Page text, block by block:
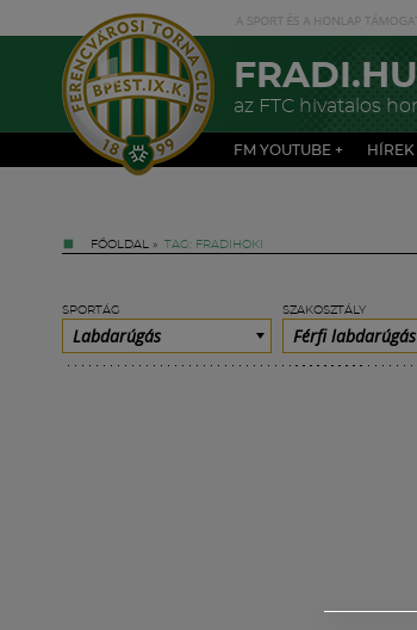
FRADI.HU
az FTC hivatalos
FM YOUTUBE + HÍREK
FŐOLDAL » TAG: FRADIHOKI
SPORTÁG
Labdarúgás
SZAKOSZTÁLY
Férfi labdarúgás